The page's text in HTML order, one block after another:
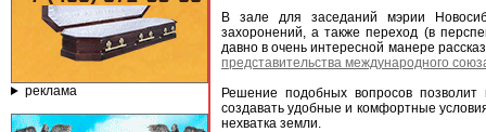
реклама
В зале для заседаний мэрии
захоронений, а также переход (в
давно в очень интересной манере
представительства международного
Решение подобных вопросов
создавать удобные и комфортные
нехватка земли.